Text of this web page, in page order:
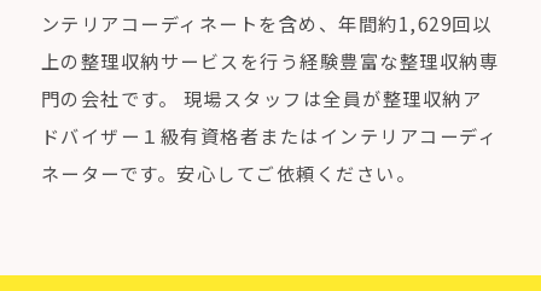
ンテリアコーディネートを含め、年間約1,629回以
上の整理収納サービスを行う経験豊富な整理収納専
門の会社です。 現場スタッフは全員が整理収納ア
ドバイザー１級有資格者またはインテリアコーディ
ネーターです。安心してご依頼ください。